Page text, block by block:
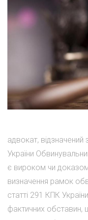
адвокат,
України
є вироком чи
визначення рамок
статті 291 КПК
фактичних обставин,